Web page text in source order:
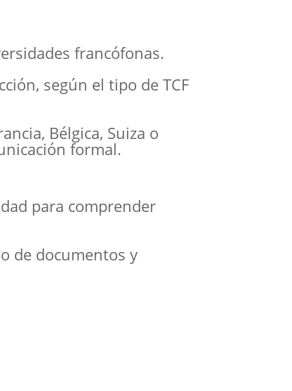
francófonas.
según el tipo de TCF
Bélgica, Suiza o
formal.
para comprender
de documentos y